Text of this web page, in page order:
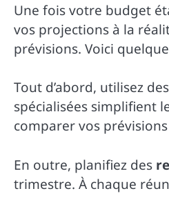
Une fois votre budget
vos projections à la
prévisions. Voici
Tout d’abord, utilisez
spécialisées simplifient
comparer vos
En outre, planifiez des
trimestre. À chaque